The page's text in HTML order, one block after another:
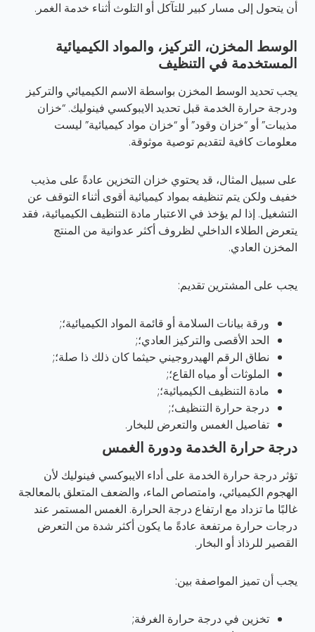
أن يتحول إلى مسار كبير للتآكل أو التلوث أثناء خدمة الغمر.
الوسط المخزن، التركيز، والمواد الكيميائية
المستخدمة في التنظيف
يجب تحديد الوسط المخزن بواسطة الاسم الكيميائي والتركيز
ودرجة حرارة الخدمة قبل تحديد الايبوكسي فينوليك. “خزان
مذيبات” أو “خزان وقود” أو “خزان مواد كيميائية” ليست
معلومات كافية لتقديم توصية موثوقة.
على سبيل المثال، قد يحتوي خزان التخزين عادةً على مذيب
خفيف ولكن يتم تنظيفه بمواد كيميائية أقوى أثناء التوقف عن
التشغيل. إذا لم يؤخذ في الاعتبار مادة التنظيف الكيميائية، فقد
يتعرض الطلاء الداخلي لظروف أكثر عدوانية من المنتج
المخزن العادي.
يجب على المشترين تقديم:
ورقة بيانات السلامة أو قائمة المواد الكيميائية؛;
الحد الأقصى والتركيز العادي؛;
نطاق الرقم الهيدروجيني حيثما كان ذلك ذا صلة؛;
الملوثات أو مياه القاع؛;
مادة التنظيف الكيميائية؛;
درجة حرارة التنظيف؛;
تفاصيل الغمس والتعرض للبخار.
درجة حرارة الخدمة ودورة الغمس
تؤثر درجة حرارة الخدمة على أداء الايبوكسي فينوليك لأن
الهجوم الكيميائي، وامتصاص الماء، والضعف المتعلق بالمعالجة
غالبًا ما تزداد مع ارتفاع درجة الحرارة. الغمس المستمر عند
درجات حرارة مرتفعة عادةً ما يكون أكثر شدة من التعرض
القصير للرذاذ أو البخار.
يجب أن تميز المواصفة بين:
تخزين في درجة حرارة الغرفة;